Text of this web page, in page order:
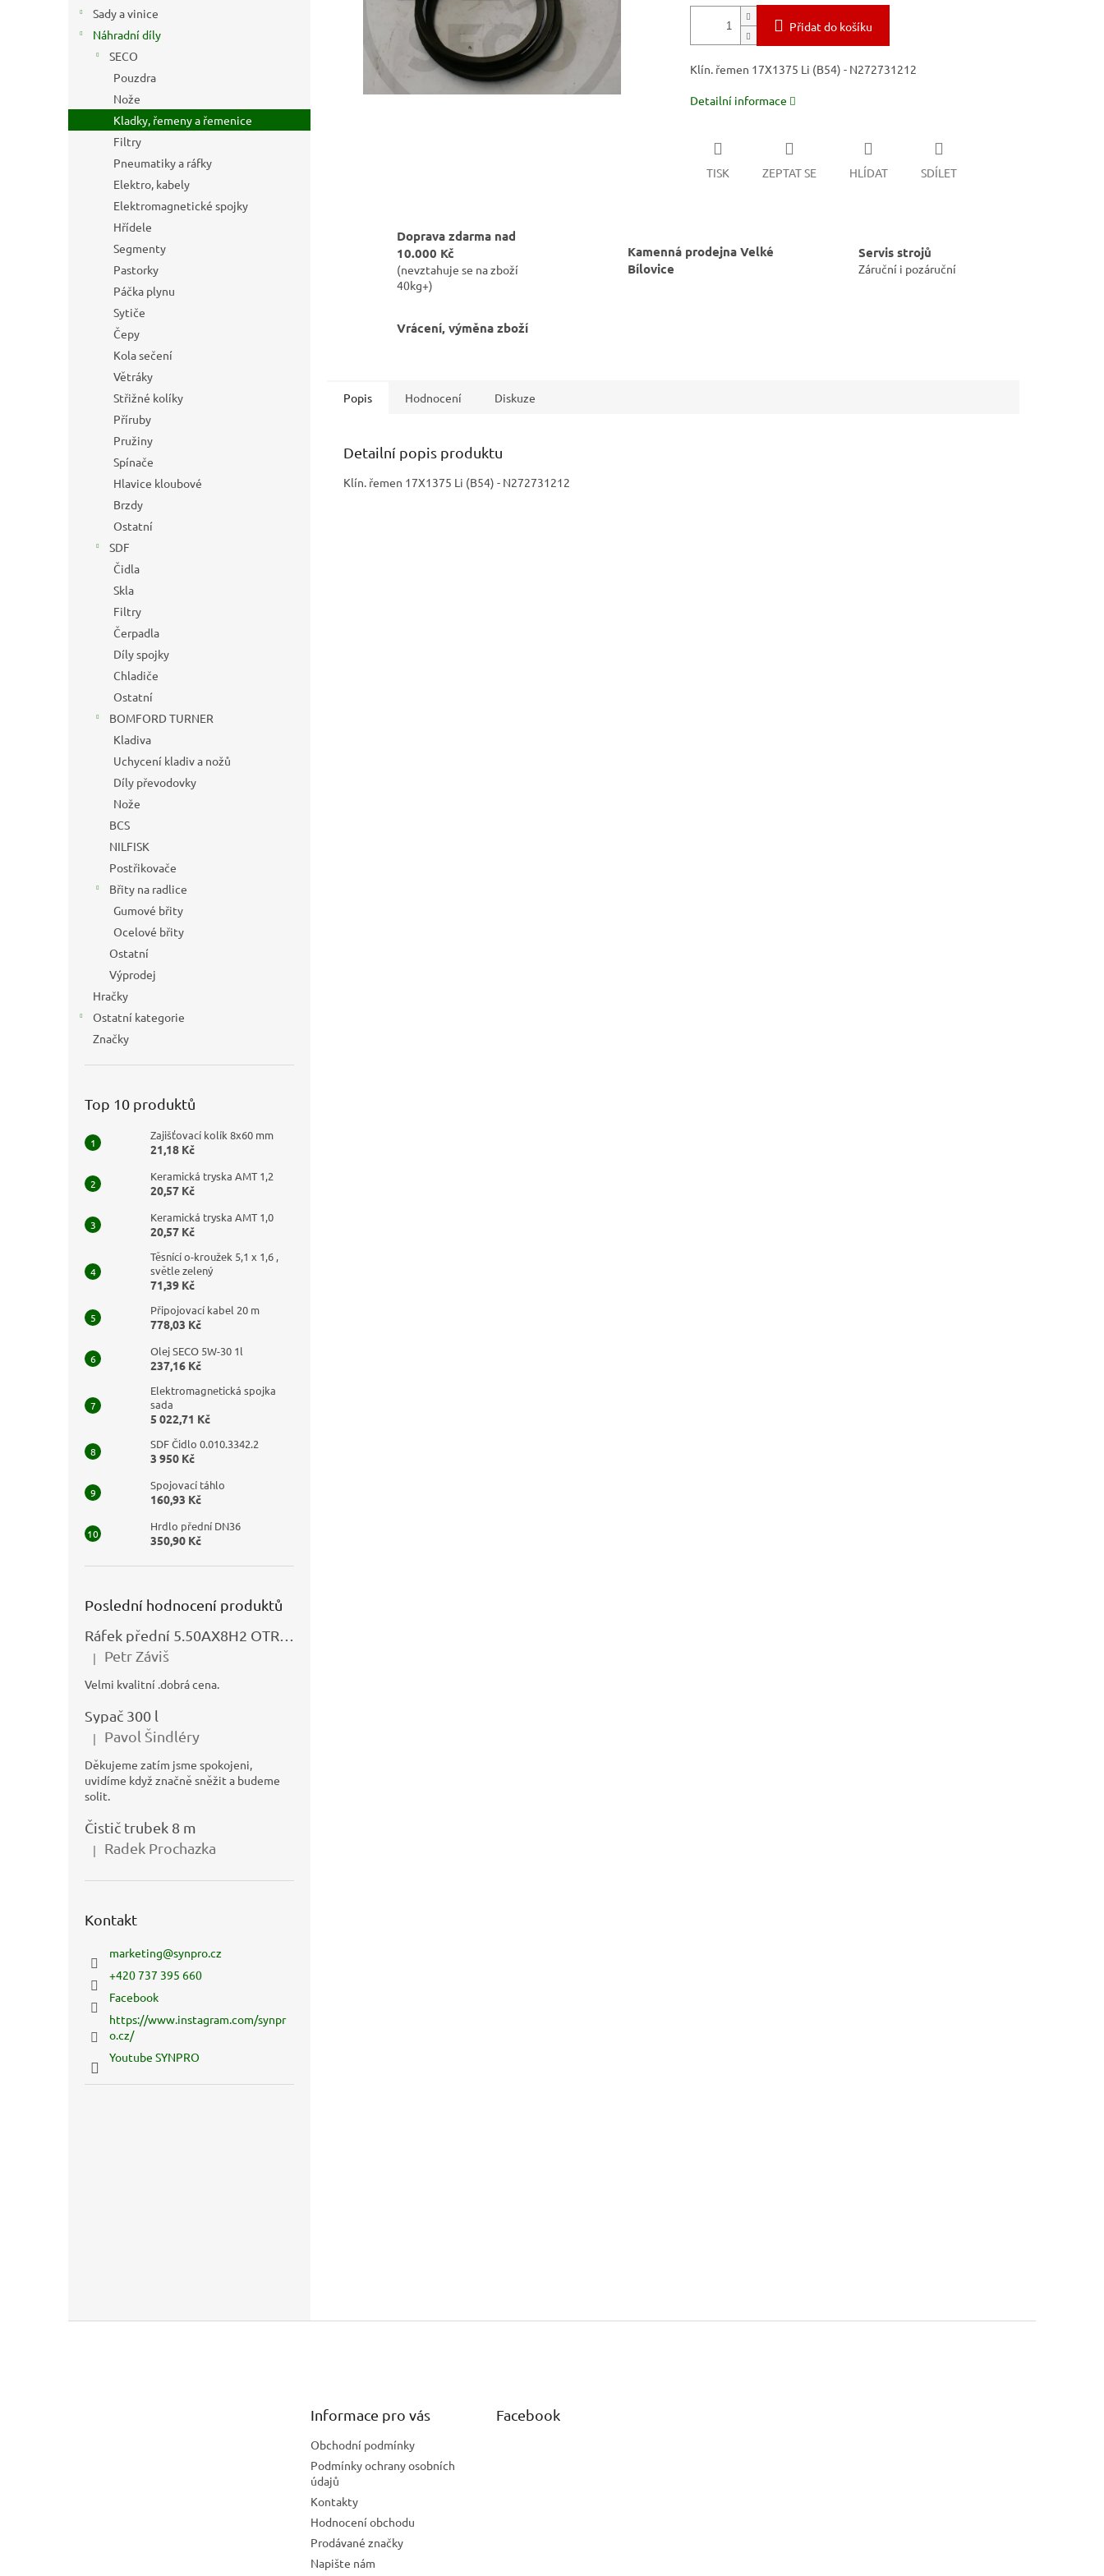
Sady a vinice
Náhradní díly
SECO
Pouzdra
Nože
Kladky, řemeny a řemenice
Filtry
Pneumatiky a ráfky
Elektro, kabely
Elektromagnetické spojky
Hřídele
Segmenty
Pastorky
Páčka plynu
Sytiče
Čepy
Kola sečení
Větráky
Střižné kolíky
Příruby
Pružiny
Spínače
Hlavice kloubové
Brzdy
Ostatní
SDF
Čidla
Skla
Filtry
Čerpadla
Díly spojky
Chladiče
Ostatní
BOMFORD TURNER
Kladiva
Uchycení kladiv a nožů
Díly převodovky
Nože
BCS
NILFISK
Postřikovače
Břity na radlice
Gumové břity
Ocelové břity
Ostatní
Výprodej
Hračky
Ostatní kategorie
Značky
Top 10 produktů
Zajišťovací kolík 8x60 mm
21,18 Kč
Keramická tryska AMT 1,2
20,57 Kč
Keramická tryska AMT 1,0
20,57 Kč
Těsnící o-kroužek 5,1 x 1,6 ,
světle zelený
71,39 Kč
Připojovací kabel 20 m
778,03 Kč
Olej SECO 5W-30 1l
237,16 Kč
Elektromagnetická spojka
sada
5 022,71 Kč
SDF Čidlo 0.010.3342.2
3 950 Kč
Spojovací táhlo
160,93 Kč
Hrdlo přední DN36
350,90 Kč
Poslední hodnocení produktů
Hodnocení produktu je 5 z 5 hvězdiček.
| Petr Záviš
Velmi kvalitní .dobrá cena.
Sypač 300 l
Hodnocení produktu je 5 z 5 hvězdiček.
| Pavol Šindléry
Děkujeme zatím jsme spokojeni,
uvidíme když značně sněžit a budeme
solit.
Čistič trubek 8 m
Hodnocení produktu je 5 z 5 hvězdiček.
| Radek Prochazka
Kontakt
marketing@synpro.cz
+420 737 395 660
Facebook
https://www.instagram.com/synpr
o.cz/
Youtube SYNPRO
Přidat do košíku
Klín. řemen 17X1375 Li (B54) - N272731212
Detailní informace
TISK ZEPTAT SE HLÍDAT SDÍLET
Doprava zdarma nad
10.000 Kč
(nevztahuje se na zboží
40kg+)
Kamenná prodejna Velké
Bílovice
Servis strojů
Záruční i pozáruční
Vrácení, výměna zboží
Popis Hodnocení Diskuze
Detailní popis produktu
Klín. řemen 17X1375 Li (B54) - N272731212
Informace pro vás
Obchodní podmínky
Podmínky ochrany osobních
údajů
Kontakty
Hodnocení obchodu
Prodávané značky
Napište nám
Facebook